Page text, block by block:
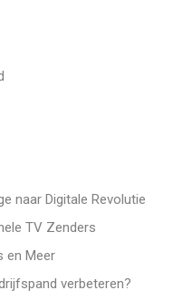
naar Digitale Revolutie
TV Zenders
en Meer
verbeteren?